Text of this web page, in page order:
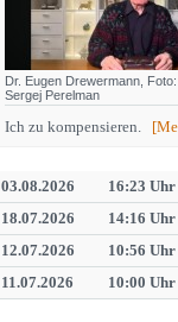
Dr. Eugen Drewermann,
Sergej Perelman
Ich zu kompensieren.
03.08.2026 16:23 Uhr
18.07.2026
14:16 Uhr
12.07.2026
10:56 Uhr
11.07.2026
10:00 Uhr